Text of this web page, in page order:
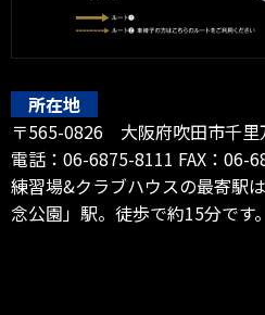
所在地
〒565-0826 大阪府吹田市千里
電話：06-6875-8111 FAX：06-
練習場&クラブハウスの最寄駅
念公園」駅。徒歩で約15分です。